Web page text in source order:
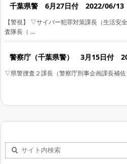
千葉県警 6月27日付 2022/06/13
【警視】 ▽サイバー犯罪対策課長（生活安
査隊長（ ...
警察庁（千葉県警） 3月15日付
▽県警捜査２課長（警察庁刑事企画課長補